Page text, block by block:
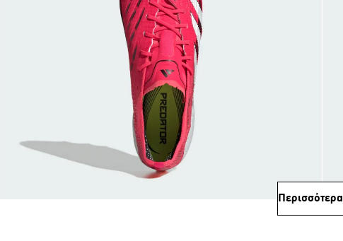
Περισσότερα